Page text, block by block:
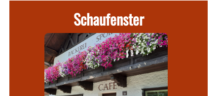
Schaufenster